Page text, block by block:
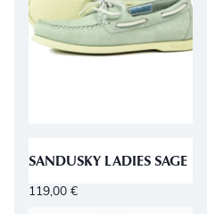
SANDUSKY LADIES SAGE
119,00 €